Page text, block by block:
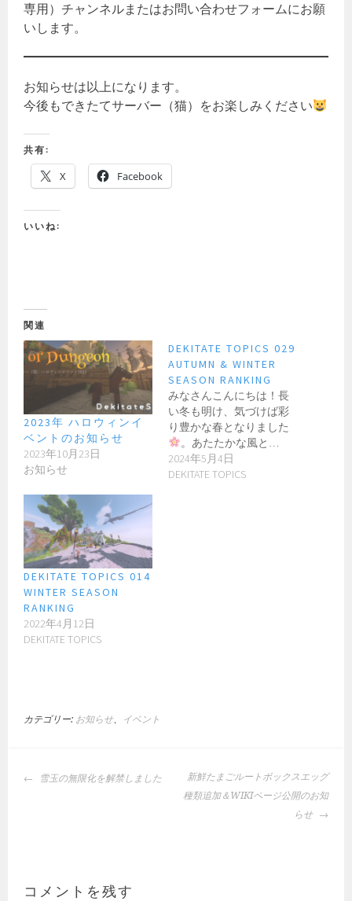
専用）チャンネルまたはお問い合わせフォームにお願
いします。
お知らせは以上になります。
今後もできたてサーバー（猫）をお楽しみください
共有:
X Facebook
いいね:
関連
2023年 ハロウィンイ
ベントのお知らせ
2023年10月23日
お知らせ
DEKITATE TOPICS 029
AUTUMN & WINTER
SEASON RANKING
みなさんこんにちは！長
い冬も明け、気づけば彩
り豊かな春となりました
。あたたかな風と…
2024年5月4日
DEKITATE TOPICS
DEKITATE TOPICS 014
WINTER SEASON
RANKING
2022年4月12日
DEKITATE TOPICS
カテゴリー: お知らせ、 イベント
投
シ
雪玉の無限化を解禁しました
新鮮たまごルートボックスエッグ
種類追加＆WIKIページ公開のお知
らせ
コメントを残す